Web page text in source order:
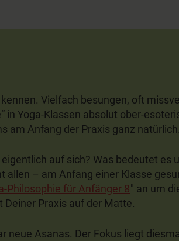
Vielfach besungen, oft
in Yoga-Klassen absolut ober-
am Anfang der Praxis ganz
auf sich? Was bedeutet es
allen – am Anfang einer Klasse
Philosophie für Anfänger 8" an um
Deiner Praxis auf der Matte.
neue Asanas. Der Fokus liegt